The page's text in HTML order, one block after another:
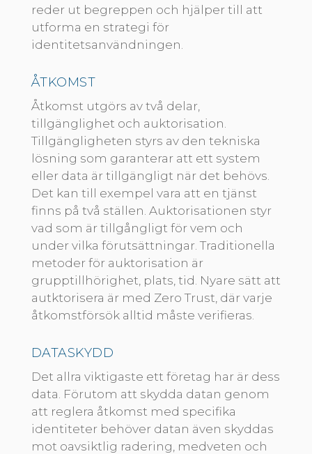
reder ut begreppen och hjälper till att
utforma en strategi för
identitetsanvändningen.
ÅTKOMST
Åtkomst utgörs av två delar,
tillgänglighet och auktorisation.
Tillgängligheten styrs av den tekniska
lösning som garanterar att ett system
eller data är tillgängligt när det behövs.
Det kan till exempel vara att en tjänst
finns på två ställen. Auktorisationen styr
vad som är tillgångligt för vem och
under vilka förutsättningar. Traditionella
metoder för auktorisation är
grupptillhörighet, plats, tid. Nyare sätt att
autktorisera är med Zero Trust, där varje
åtkomstförsök alltid måste verifieras.
DATASKYDD
Det allra viktigaste ett företag har är dess
data. Förutom att skydda datan genom
att reglera åtkomst med specifika
identiteter behöver datan även skyddas
mot oavsiktlig radering, medveten och